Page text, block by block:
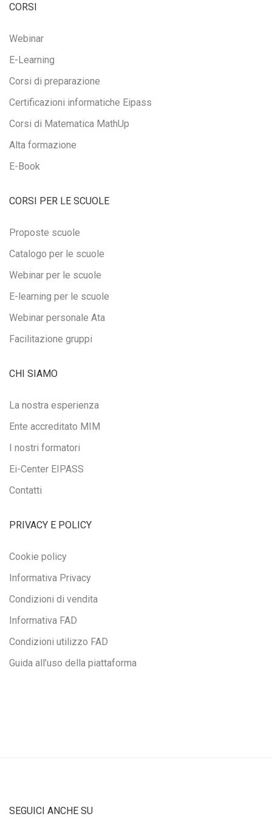
CORSI
Webinar
E-Learning
Corsi di preparazione
Certificazioni informatiche Eipass
Corsi di Matematica MathUp
Alta formazione
E-Book
CORSI PER LE SCUOLE
Proposte scuole
Catalogo per le scuole
Webinar per le scuole
E-learning per le scuole
Webinar personale Ata
Facilitazione gruppi
CHI SIAMO
La nostra esperienza
Ente accreditato MIM
I nostri formatori
Ei-Center EIPASS
Contatti
PRIVACY E POLICY
Cookie policy
Informativa Privacy
Condizioni di vendita
Informativa FAD
Condizioni utilizzo FAD
Guida all’uso della piattaforma
SEGUICI ANCHE SU